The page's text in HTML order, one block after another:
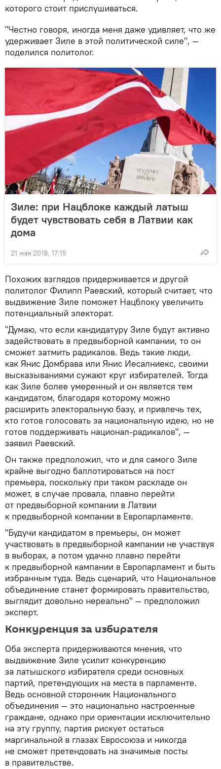
которого стоит прислушиваться.
"Честно говоря, иногда меня даже удивляет, что же
удерживает Зиле в этой политической силе", —
поделился политолог.
Зиле: при Нацблоке каждый латыш
будет чувствовать себя в Латвии как
дома
21 мая 2018, 17:15
Похожих взглядов придерживается и другой
политолог Филипп Раевский, который считает, что
выдвижение Зиле поможет Нацблоку увеличить
потенциальный электорат.
"Думаю, что если кандидатуру Зиле будут активно
задействовать в предвыборной кампании, то он
сможет затмить радикалов. Ведь такие люди,
как Янис Домбрава или Янис Иесалниекс, своими
высказываниями сужают круг избирателей. Тогда
как Зиле более умеренный и он является тем
кандидатом, благодаря которому можно
расширить электоральную базу, и привлечь тех,
кто готов голосовать за национальную идею, но не
готов поддерживать национал-радикалов", —
заявил Раевский.
Он также предположил, что и для самого Зиле
крайне выгодно баллотироваться на пост
премьера, поскольку при таком раскладе он
может, в случае провала, плавно перейти
от предвыборной компании в Латвии
к предвыборной компании в Европарламенте.
"Будучи кандидатом в премьеры, он может
участвовать в предвыборной кампании не участвуя
в выборах, а потом удачно плавно перейти
к предвыборной кампании в Европарламент и быть
избранным туда. Ведь сценарий, что Национальное
объединение станет формировать правительство,
выглядит довольно нереально" — предположил
эксперт.
Конкуренция за избирателя
Оба эксперта придерживаются мнения, что
выдвижение Зиле усилит конкуренцию
за латышского избирателя среди основных
партий, претендующих на места в парламенте.
Ведь основной сторонник Национального
объединения — это национально настроенные
граждане, однако при ориентации исключительно
на эту группу, партия рискует остаться
маргинальной в глазах Евросоюза и никогда
не сможет претендовать на значимые посты
в правительстве.